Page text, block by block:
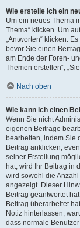
Wie erstelle ich ein
Um ein neues Thema
Thema“ klicken. Um
„Antworten“ klicken.
bevor Sie einen
am Ende der Foren-
Themen erstellen“,
Nach oben
Wie kann ich einen
Wenn Sie nicht
eigenen Beiträge
bearbeiten, indem Sie
Beitrag anklicken;
seiner Erstellung
hat, wird Ihr Beitrag in
wird sowohl die
angezeigt. Dieser
Beitrag geantwortet
Beitrag überarbeitet
Notiz hinterlassen,
dass normale